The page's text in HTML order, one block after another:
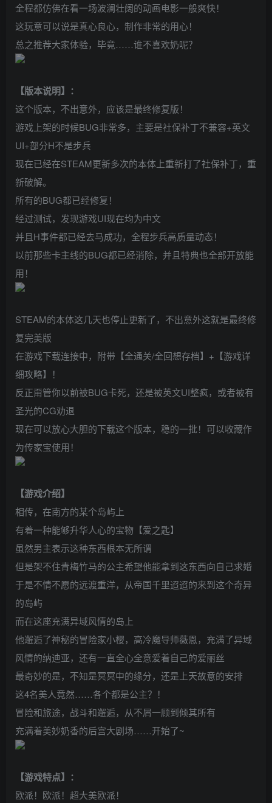
全程都仿佛在看一场波澜壮阔的动画电影一般爽快！
这玩意可以说是真心良心，制作非常的用心！
总之推荐大家体验，毕竟……谁不喜欢奶呢？
【版本说明】：
这个版本，不出意外，应该是最终修复版！
游戏上架的时候BUG非常多，主要是社保补丁不兼容+英文
UI+部分H不是步兵
现在已经在STEAM更新多次的本体上重新打了社保补丁，重
新破解。
所有的BUG都已经修复！
经过测试，发现游戏UI现在均为中文
并且H事件都已经去马成功，全程步兵高质量动态！
以前那些卡主线的BUG都已经消除，并且特典也全部开放能
用！
STEAM的本体这几天也停止更新了，不出意外这就是最终修
复完美版
在游戏下载连接中，附带【全通关/全回想存档】+【游戏详
细攻略】！
反正甭管你以前被BUG卡死，还是被英文UI整疯，或者被有
圣光的CG劝退
现在可以放心大胆的下载这个版本，稳的一批！可以收藏作
为传家宝使用！
【游戏介绍】
相传，在南方的某个岛屿上
有着一种能够升华人心的宝物【爱之匙】
虽然男主表示这种东西根本无所谓
但是架不住青梅竹马的公主希望他能拿到这东西向自己求婚
于是不情不愿的远渡重洋，从帝国千里迢迢的来到这个奇异
的岛屿
而在这座充满异域风情的岛上
他邂逅了神秘的冒险家小樱，高冷魔导师薇恩，充满了异域
风情的纳迪亚，还有一直全心全意爱着自己的爱丽丝
最奇妙的是，不知是冥冥中的缘分，还是上天故意的安排
这4名美人竟然……各个都是公主？！
冒险和旅途，战斗和邂逅，从不屑一顾到倾其所有
充满着美妙奶香的后宫大剧场……开始了~
【游戏特点】：
欧派！欧派！超大美欧派！